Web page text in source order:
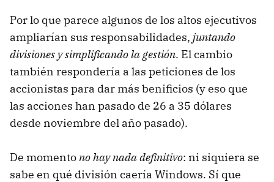
Por lo que parece algunos de los altos ejecutivos
ampliarían sus responsabilidades, juntando
divisiones y simplificando la gestión. El cambio
también respondería a las peticiones de los
accionistas para dar más benificios (y eso que
las acciones han pasado de 26 a 35 dólares
desde noviembre del año pasado).
De momentono hay nada definitivo: ni siquiera se
sabe en qué división caería Windows. Sí que